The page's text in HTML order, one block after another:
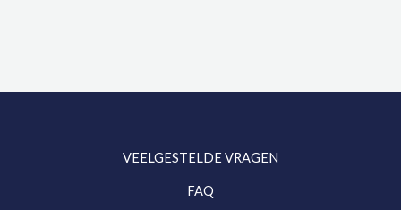
VEELGESTELDE VRAGEN
FAQ